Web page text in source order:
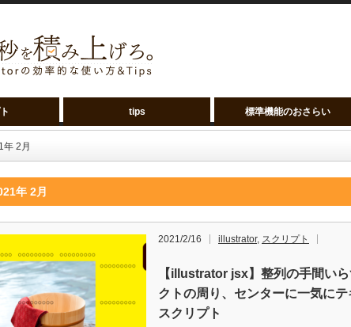
tips 標準機能のおさらい
年 2月
年 2月
2021/2/16 illustrator, スクリプト
【illustrator jsx】整列の手間い
クトの周り、センターに一気に
スクリプト